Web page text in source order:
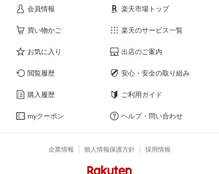
会員情報
買い物かご
お気に入り
閲覧履歴
購入履歴
myクーポン
楽天市場トップ
楽天のサービス一覧
出店のご案内
安心・安全の取り組み
ご利用ガイド
ヘルプ・問い合わせ
企業情報 個人情報保護方針 採用情報